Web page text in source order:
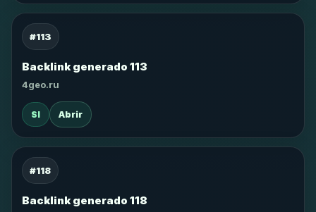
#113
Backlink generado 113
4geo.ru
SI Abrir
#118
Backlink generado 118